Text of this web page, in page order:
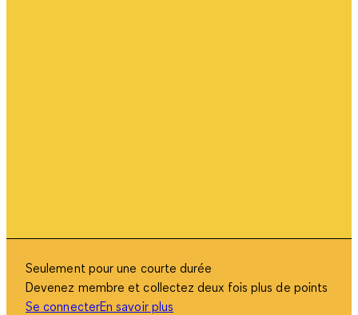
Seulement pour une courte durée
Devenez membre et collectez deux fois plus de points
Se connecterEn savoir plus